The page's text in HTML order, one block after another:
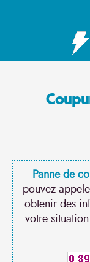
Panne de
pouvez
obtenir des
votre